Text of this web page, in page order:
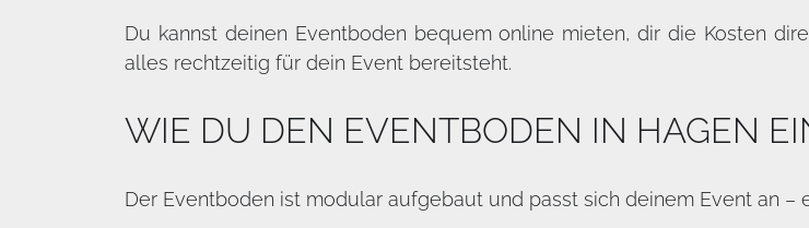
Du kannst deinen Eventboden bequem online mieten, dir die Kosten
alles rechtzeitig für dein Event bereitsteht.
WIE DU DEN EVENTBODEN IN HAGEN
Der Eventboden ist modular aufgebaut und passt sich deinem Event an